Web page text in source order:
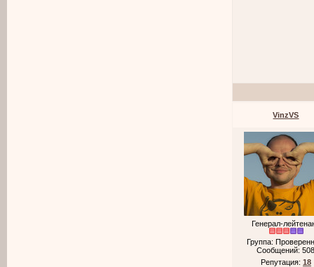
VinzVS
Генерал-
Группа:
Сообщений:
Репутация: 18